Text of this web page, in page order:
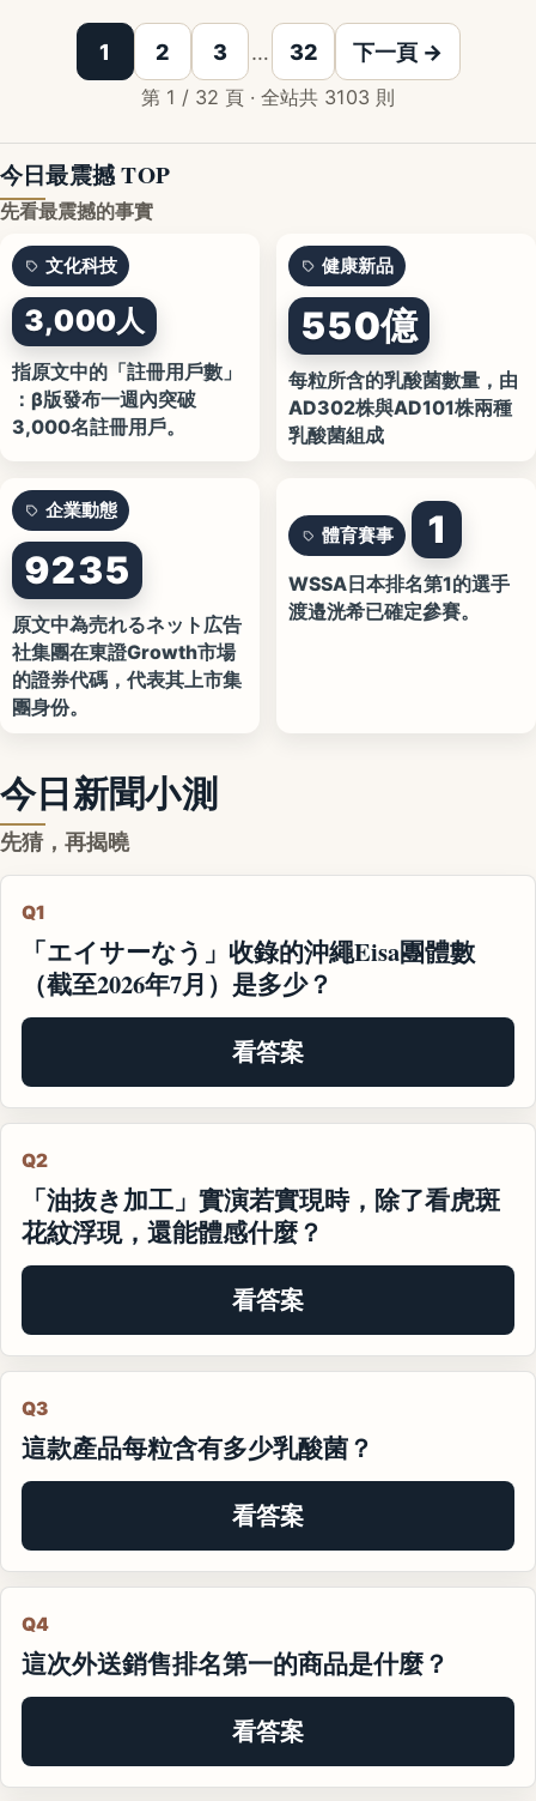
1 2 3 … 32 下一頁 →
第 1 / 32 頁 · 全站共 3103 則
今日最震撼 TOP
先看最震撼的事實
文化科技
3,000人
指原文中的「註冊用戶數」
：β版發布一週內突破
3,000名註冊用戶。
健康新品
550億
每粒所含的乳酸菌數量，由
AD302株與AD101株兩種
乳酸菌組成
企業動態
9235
原文中為売れるネット広告
社集團在東證Growth市場
的證券代碼，代表其上市集
團身份。
體育賽事 1
WSSA日本排名第1的選手
渡邉洸希已確定參賽。
今日新聞小測
先猜，再揭曉
Q1
「エイサーなう」收錄的沖繩Eisa團體數
（截至2026年7月）是多少？
看答案
Q2
「油抜き加工」實演若實現時，除了看虎斑
花紋浮現，還能體感什麼？
看答案
Q3
這款產品每粒含有多少乳酸菌？
看答案
Q4
這次外送銷售排名第一的商品是什麼？
看答案